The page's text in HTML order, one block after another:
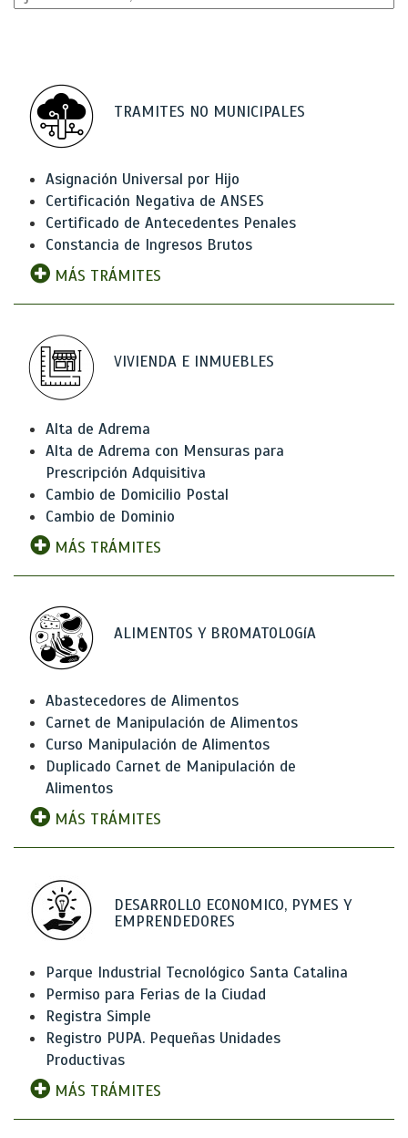
TRAMITES NO MUNICIPALES
Asignación Universal por Hijo
Certificación Negativa de ANSES
Certificado de Antecedentes Penales
Constancia de Ingresos Brutos
MÁS TRÁMITES
VIVIENDA E INMUEBLES
Alta de Adrema
Alta de Adrema con Mensuras para
Prescripción Adquisitiva
Cambio de Domicilio Postal
Cambio de Dominio
MÁS TRÁMITES
ALIMENTOS Y BROMATOLOGíA
Abastecedores de Alimentos
Carnet de Manipulación de Alimentos
Curso Manipulación de Alimentos
Duplicado Carnet de Manipulación de
Alimentos
MÁS TRÁMITES
DESARROLLO ECONOMICO, PYMES Y
EMPRENDEDORES
Parque Industrial Tecnológico Santa Catalina
Permiso para Ferias de la Ciudad
Registra Simple
Registro PUPA. Pequeñas Unidades
Productivas
MÁS TRÁMITES